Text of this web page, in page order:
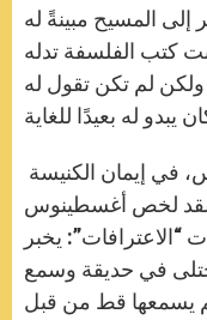
إلى المسيح مبينةً له
كتب الفلسفة تدله
ولكن لم تكن تقول له
لقد لخص أغسطينوس
يخبر
في حديقة وسمع